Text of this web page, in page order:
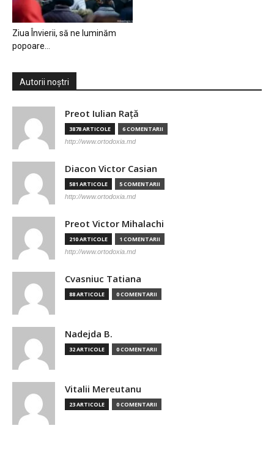
Ziua Învierii, să ne luminăm
popoare…
Autorii noștri
Preot Iulian Raţă
3878 ARTICOLE 6 COMENTARII
http://www.ortodoxia.md
Diacon Victor Casian
581 ARTICOLE 5 COMENTARII
http://www.ortodoxia.md
Preot Victor Mihalachi
210 ARTICOLE 1 COMENTARII
http://www.ortodoxia.md
Cvasniuc Tatiana
88 ARTICOLE 0 COMENTARII
Nadejda B.
32 ARTICOLE 0 COMENTARII
Vitalii Mereutanu
23 ARTICOLE 0 COMENTARII